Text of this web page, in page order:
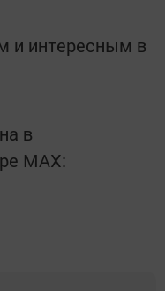
и интересным в
в
MАХ: